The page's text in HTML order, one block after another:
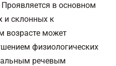
в основном
и склонных к
возрасте может
физиологических
речевым